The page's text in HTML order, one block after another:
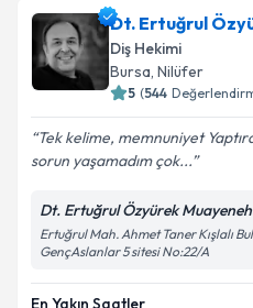
Dt. Ertuğrul
Diş Hekimi
Bursa, Nilüfer
5 (544
Tek kelime, memnuniyet
sorun yaşamadım çok...
Dt. Ertuğrul Özyürek
Ertuğrul Mah. Ahmet Taner Kışlalı
GençAslanlar 5 sitesi No:22/A
En Yakın Saatler